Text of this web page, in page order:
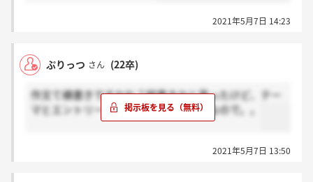
2021年5月7日 14:23
ぷりっつ さん (22卒)
作文て横書きですかね？縦書きかと思ったけど、テー
マとエントリー番号・氏名欄が横書きなので。。
2021年5月7日 13:50